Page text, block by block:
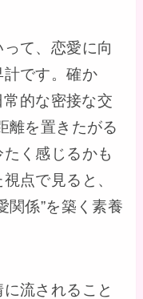
って、恋愛に向
です。確か
常的な密接な交
離を置きたがる
たく感じるかも
点で見ると、
関係”を築く素養
流されること